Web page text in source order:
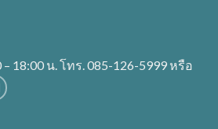
– 18:00 น. โทร. 085-126-5999 หรือ